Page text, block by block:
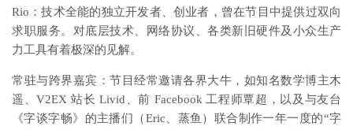
Rio：技术全能的独立开发者、创业者，曾在节目中提供过双向
求职服务。对底层技术、网络协议、各类新旧硬件及小众生产
力工具有着极深的见解。
常驻与跨界嘉宾：节目经常邀请各界大牛，如知名数学博主木
遥、V2EX 站长 Livid、前 Facebook 工程师覃超，以及与友台
《字谈字畅》的主播们（Eric、蒸鱼）联合制作一年一度的“字